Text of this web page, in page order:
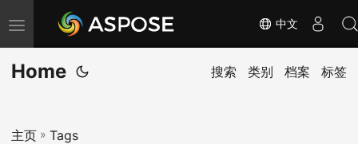
切
换
导
中文
Home 搜索 类别 档案 标签
主页 » Tags